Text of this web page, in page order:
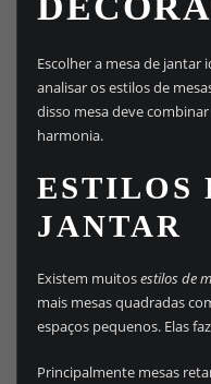
Escolher a mesa de jantar
analisar os estilos de
disso mesa deve
harmonia.
ESTILOS
JANTAR
Existem muitosestilos de
mais mesas quadradas
espaços pequenos. Elas
Principalmente mesas